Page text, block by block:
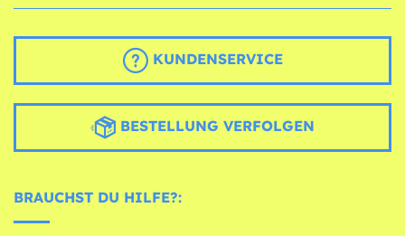
KUNDENSERVICE
BESTELLUNG VERFOLGEN
BRAUCHST DU HILFE?: